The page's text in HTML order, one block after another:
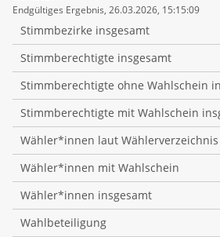
Endgültiges Ergebnis, 26.03.2026, 15:15:09
Stimmbezirke insgesamt
Stimmberechtigte insgesamt
Stimmberechtigte ohne Wahlschein
Stimmberechtigte mit Wahlschein
Wähler*innen laut Wählerverzeichnis
Wähler*innen mit Wahlschein
Wähler*innen insgesamt
Wahlbeteiligung